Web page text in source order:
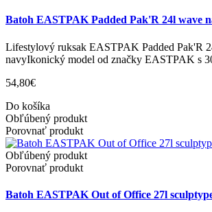
Batoh EASTPAK Padded Pak'R 24l wave
Lifestylový ruksak EASTPAK Padded Pak'R
navyIkonický model od značky EASTPAK s
54,80€
Do košíka
Obľúbený produkt
Porovnať produkt
Obľúbený produkt
Porovnať produkt
Batoh EASTPAK Out of Office 27l